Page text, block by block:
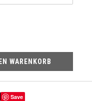
Save